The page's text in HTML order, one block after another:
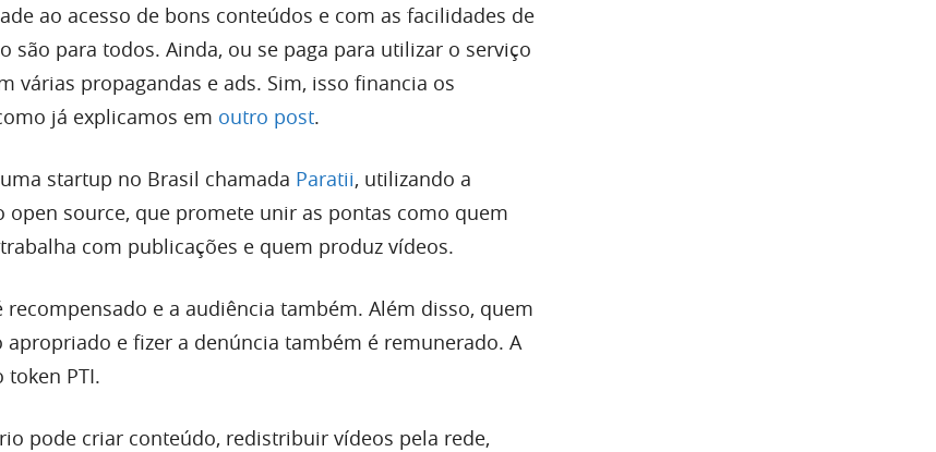
ao acesso de bons conteúdos e com as facilidades de
são para todos. Ainda, ou se paga para utilizar o serviço
várias propagandas e ads. Sim, isso financia os
já explicamos em outro post.
startup no Brasil chamada Paratii, utilizando a
open source, que promete unir as pontas como quem
com publicações e quem produz vídeos.
e a audiência também. Além disso, quem
e fizer a denúncia também é remunerado. A
token PTI.
pode criar conteúdo, redistribuir vídeos pela rede,